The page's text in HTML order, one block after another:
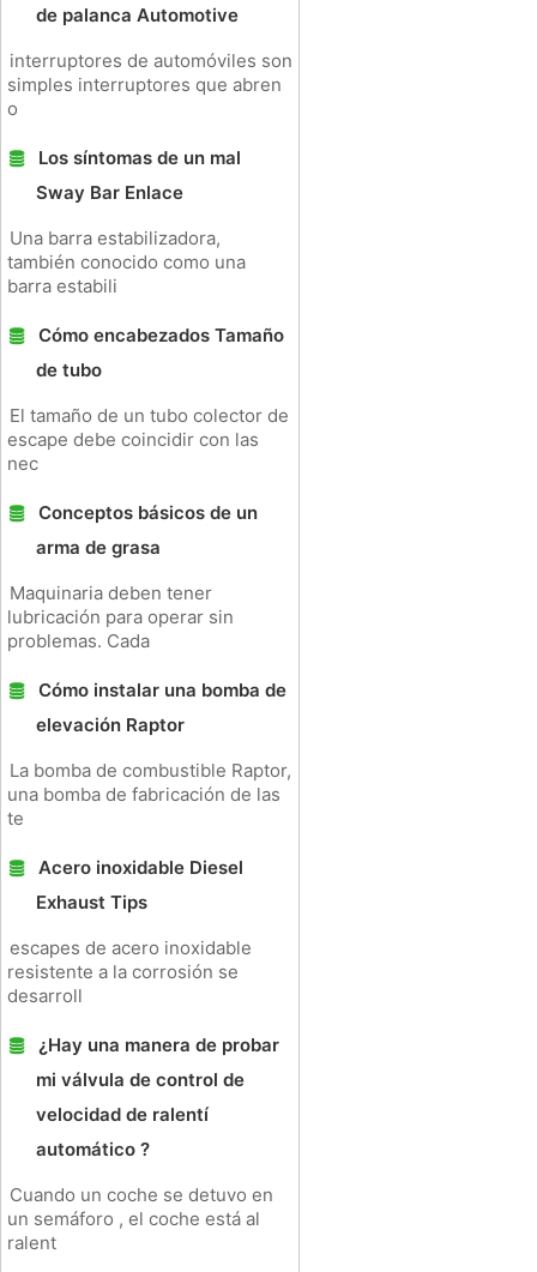
de palanca Automotive
interruptores de automóviles son
simples interruptores que abren
o
Los síntomas de un mal
Sway Bar Enlace
Una barra estabilizadora,
también conocido como una
barra estabili
Cómo encabezados Tamaño
de tubo
El tamaño de un tubo colector de
escape debe coincidir con las
nec
Conceptos básicos de un
arma de grasa
Maquinaria deben tener
lubricación para operar sin
problemas. Cada
Cómo instalar una bomba de
elevación Raptor
La bomba de combustible Raptor,
una bomba de fabricación de las
te
Acero inoxidable Diesel
Exhaust Tips
escapes de acero inoxidable
resistente a la corrosión se
desarroll
¿Hay una manera de probar
mi válvula de control de
velocidad de ralentí
automático ?
Cuando un coche se detuvo en
un semáforo , el coche está al
ralent